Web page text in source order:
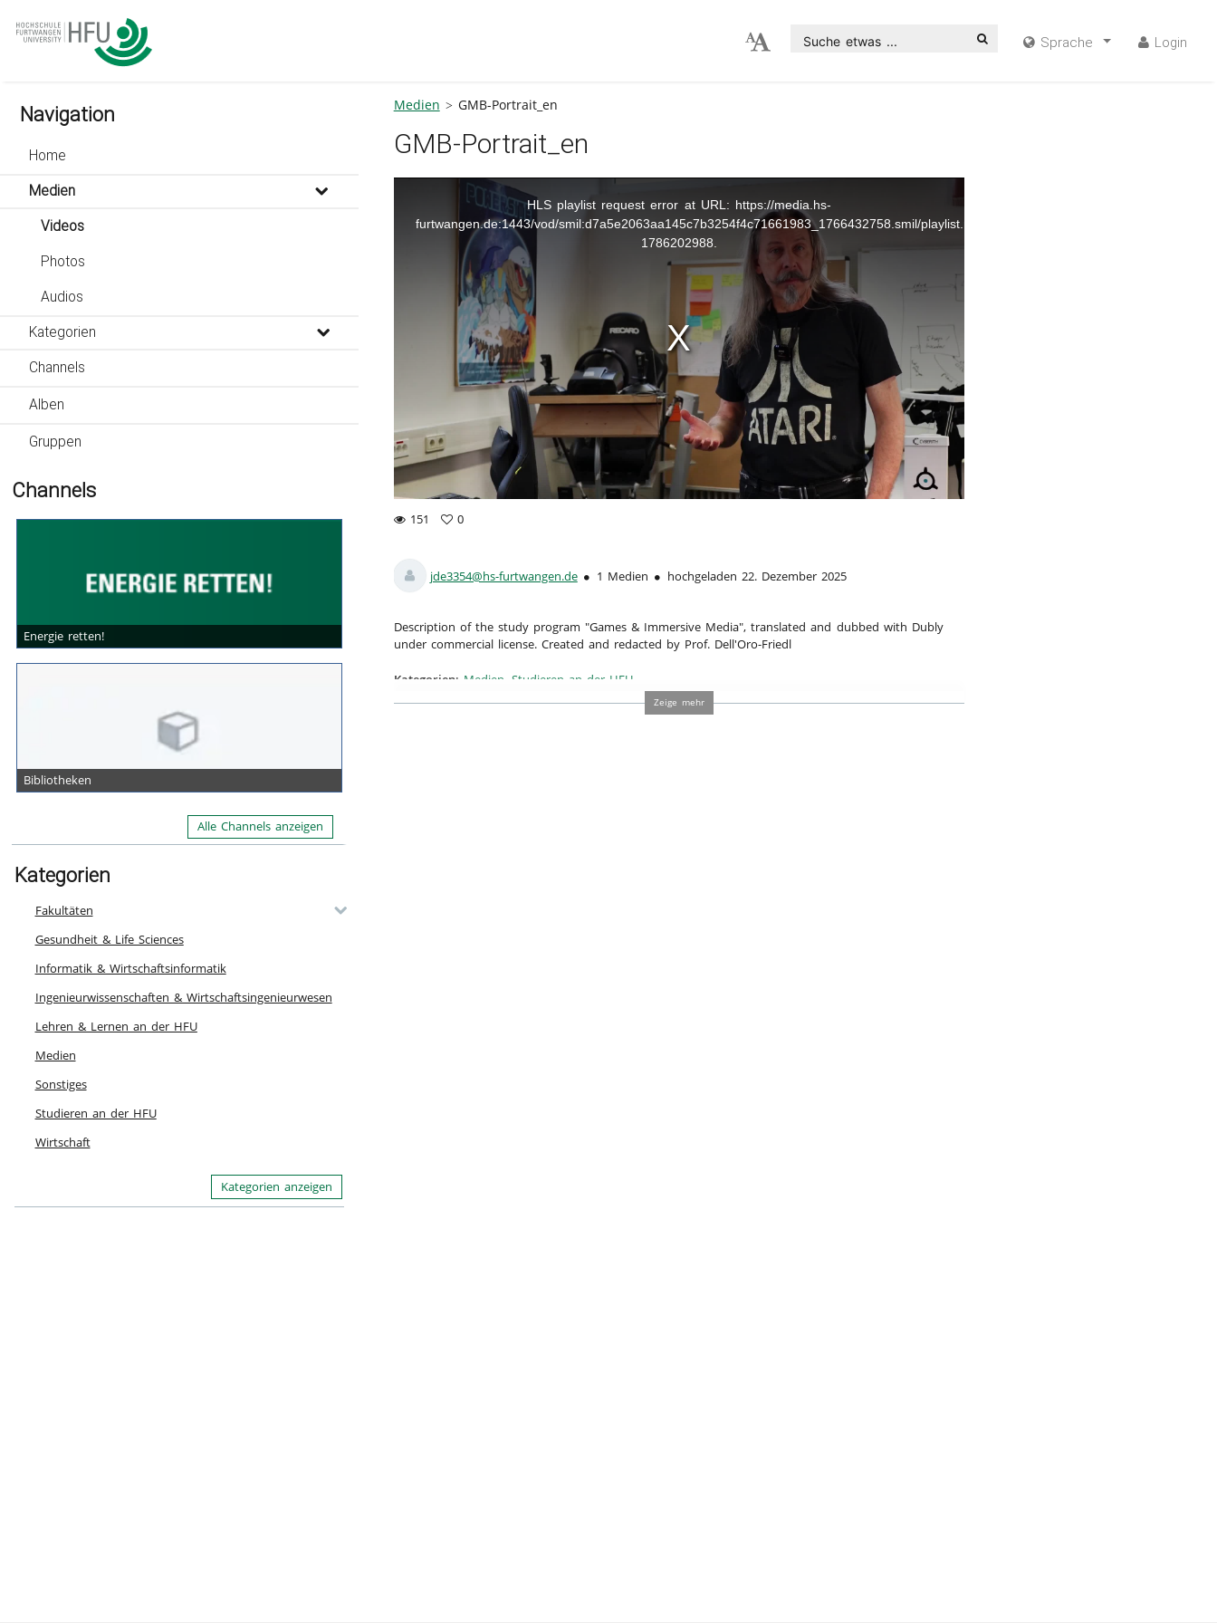
Suche etwas ... Sprache Login
Navigation
Home
Medien
Videos
Photos
Audios
Kategorien
Channels
Alben
Gruppen
Channels
Energie retten!
Bibliotheken
Alle Channels anzeigen
Kategorien
Fakultäten
Gesundheit & Life Sciences
Informatik & Wirtschaftsinformatik
Ingenieurwissenschaften & Wirtschaftsingenieurwesen
Lehren & Lernen an der HFU
Medien
Sonstiges
Studieren an der HFU
Wirtschaft
Kategorien anzeigen
Medien GMB-Portrait_en
GMB-Portrait_en
modal
HLS playlist request error at URL: https://media.hs-
furtwangen.de:1443/vod/smil:d7a5e2063aa145c7b3254f4c71661983_1766432758.smil/playlist.m3u8?
1786202988.
151
views
0
jde3354@hs-furtwangen.de
1 Medien hochgeladen 22. Dezember 2025
Description of the study program "Games & Immersive Media", translated and dubbed with Dubly
under commercial license. Created and redacted by Prof. Dell'Oro-Friedl
Kategorien: Medien Studieren an der HFU
Zeige mehr